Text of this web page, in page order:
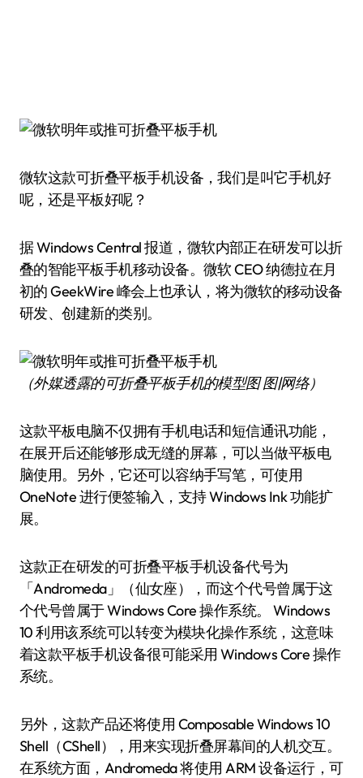
微软这款可折叠平板手机设备，我们是叫它手机好
呢，还是平板好呢？
据 Windows Central 报道，微软内部正在研发可以折
叠的智能平板手机移动设备。微软 CEO 纳德拉在月
初的 GeekWire 峰会上也承认，将为微软的移动设备
研发、创建新的类别。
（外媒透露的可折叠平板手机的模型图 图|网络）
这款平板电脑不仅拥有手机电话和短信通讯功能，
在展开后还能够形成无缝的屏幕，可以当做平板电
脑使用。另外，它还可以容纳手写笔，可使用
OneNote 进行便签输入，支持 Windows Ink 功能扩
展。
这款正在研发的可折叠平板手机设备代号为
「Andromeda」（仙女座），而这个代号曾属于这
个代号曾属于 Windows Core 操作系统。 Windows
10 利用该系统可以转变为模块化操作系统，这意味
着这款平板手机设备很可能采用 Windows Core 操作
系统。
另外，这款产品还将使用 Composable Windows 10
Shell（CShell），用来实现折叠屏幕间的人机交互。
在系统方面，Andromeda 将使用 ARM 设备运行，可